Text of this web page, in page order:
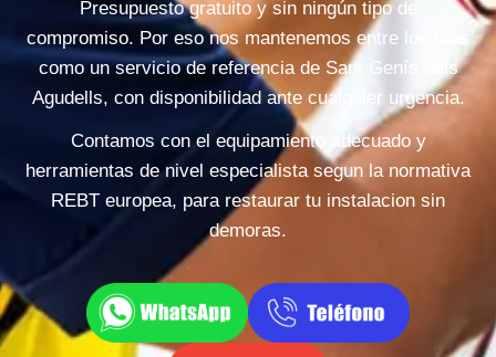
Presupuesto gratuito y sin ningún tipo de
compromiso. Por eso nos mantenemos entre los mas
como un servicio de referencia de Sant Genís dels
Agudells, con disponibilidad ante cualquier urgencia.
Contamos con el equipamiento adecuado y
herramientas de nivel especialista segun la normativa
REBT europea, para restaurar tu instalacion sin
demoras.